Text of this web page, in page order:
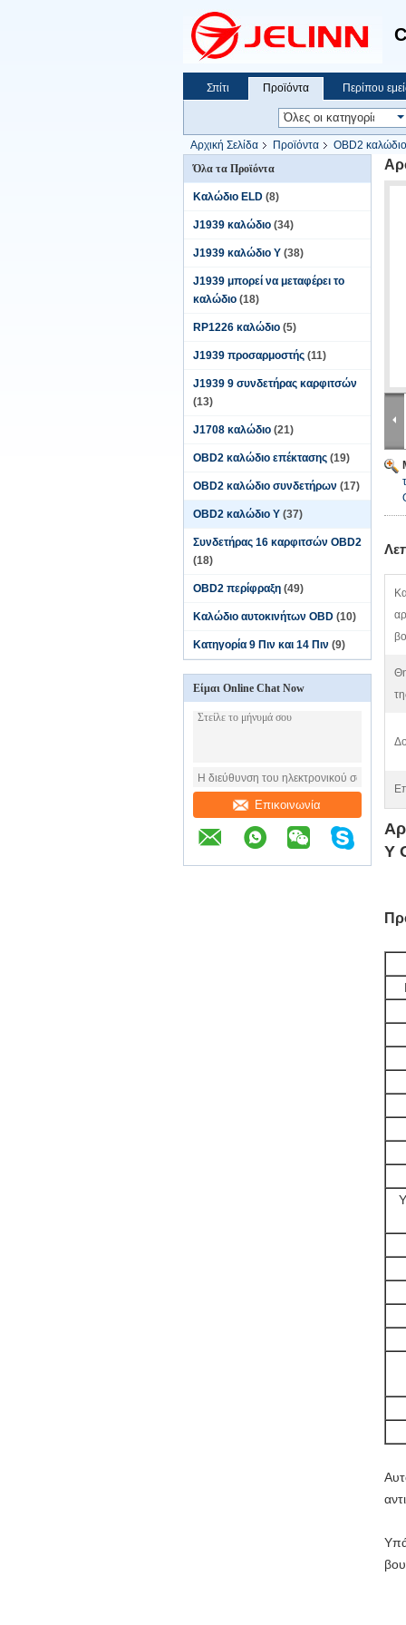
Σπίτι Προϊόντα Περίπου
Αρχική Σελίδα Προϊόντα OBD2
Όλα τα Προϊόντα
Καλώδιο ELD (8)
J1939 καλώδιο (34)
J1939 καλώδιο Υ (38)
J1939 μπορεί να μεταφέρει το
καλώδιο (18)
RP1226 καλώδιο (5)
J1939 προσαρμοστής (11)
J1939 9 συνδετήρας καρφιτσών
(13)
J1708 καλώδιο (21)
OBD2 καλώδιο επέκτασης (19)
OBD2 καλώδιο συνδετήρων (17)
OBD2 καλώδιο Υ (37)
Συνδετήρας 16 καρφιτσών OBD2
(18)
OBD2 περίφραξη (49)
Καλώδιο αυτοκινήτων OBD (10)
Κατηγορία 9 Πιν και 14 Πιν (9)
Είμαι Online Chat Now
Επικοινωνία
Υ